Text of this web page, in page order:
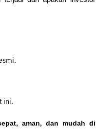
ini.
aman, dan mudah di